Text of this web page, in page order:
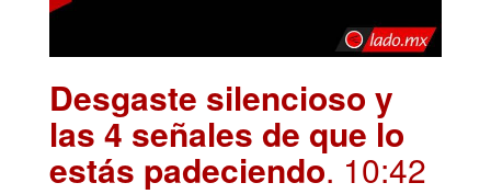
Desgaste silencioso y
las 4 señales de que lo
estás padeciendo. 10:42